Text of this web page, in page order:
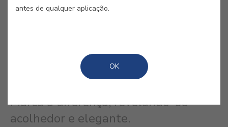
Assume-se com um dos mais
Marca a diferença, revelando-se
acolhedor e elegante.
antes de qualquer aplicação.
OK